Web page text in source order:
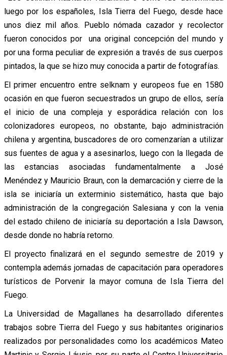
luego por los españoles, Isla Tierra del Fuego, desde hace
unos diez mil años. Pueblo nómada cazador y recolector
fueron conocidos por una original concepción del mundo y
por una forma peculiar de expresión a través de sus cuerpos
pintados, la que se hizo muy conocida a partir de fotografías.
El primer encuentro entre selknam y europeos fue en 1580
ocasión en que fueron secuestrados un grupo de ellos, sería
el inicio de una compleja y esporádica relación con los
colonizadores europeos, no obstante, bajo administración
chilena y argentina, buscadores de oro comenzarían a utilizar
sus fuentes de agua y a asesinarlos, luego con la llegada de
las estancias asociadas fundamentalmente a José
Menéndez y Mauricio Braun, con la demarcación y cierre de la
isla se iniciaría un exterminio sistemático, hasta que bajo
administración de la congregación Salesiana y con la venia
del estado chileno de iniciaría su deportación a Isla Dawson,
desde donde no habría retorno.
El proyecto finalizará en el segundo semestre de 2019 y
contempla además jornadas de capacitación para operadores
turísticos de Porvenir la mayor comuna de Isla Tierra del
Fuego.
La Universidad de Magallanes ha desarrollado diferentes
trabajos sobre Tierra del Fuego y sus habitantes originarios
realizados por personalidades como los académicos Mateo